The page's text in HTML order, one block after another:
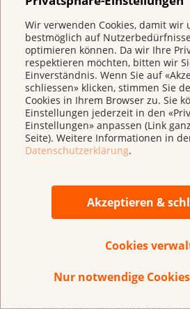
Wir verwenden Cookies, damit wir
bestmöglich auf
optimieren können. Da wir Ihre
respektieren möchten, bitten wir
Einverständnis. Wenn Sie auf
schliessen» klicken, stimmen Sie
Cookies in Ihrem Browser zu. Sie
Einstellungen jederzeit in den
Einstellungen» anpassen (Link
Seite). Weitere Informationen in
Datenschutzerklärung.
Akzeptieren &
Cookies
Nur notwendige
Sion
Standort Hôpital du
Winterthur
Bülach
Brustzentrum Winterthur-
Kantonsspital Winterthur
Brustzentrum Winterthur-
Bülach
Zürich
Zollikerberg
BrustCentrum Zürich
Standort Spital
BrustCentrum Zürich
Standort Privatklinik
Zürich
Brustzentrum Zürich
Brustzentrum Hirslanden-
Hirslanden Klinik im Park,
Brustzentrum Hirslanden-
Brustzentrum USZ-See
,
Zürich